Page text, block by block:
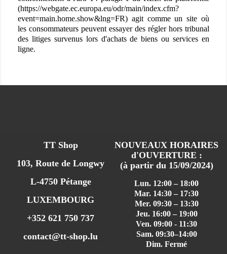
(https://webgate.ec.europa.eu/odr/main/index.cfm?
event=main.home.show&lng=FR) agit comme un site où
les consommateurs peuvent essayer des régler hors tribunal
des litiges survenus lors d'achats de biens ou services en
ligne.
TT Shop
103, Route de Longwy
L-4750 Pétange
LUXEMBOURG
+352 621 750 737
contact@tt-shop.lu
NOUVEAUX HORAIRES
d'OUVERTURE :
(à partir du 15/09/2024)
Lun. 12:00 – 18:00
Mar. 14:30 – 17:30
Mer. 09:30 – 13:30
Jeu. 16:00 – 19:00
Ven. 09:00 - 11:30
Sam. 09:30–14:00
Dim. Fermé